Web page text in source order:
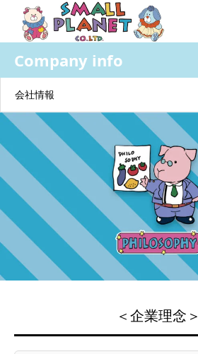
Company info
会社情報
＜企業理念＞